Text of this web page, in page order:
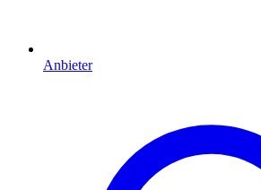
Anbieter